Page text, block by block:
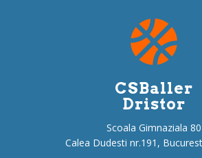
CSBaller
Dristor
Scoala Gimnaziala 80
Calea Dudesti nr.191,